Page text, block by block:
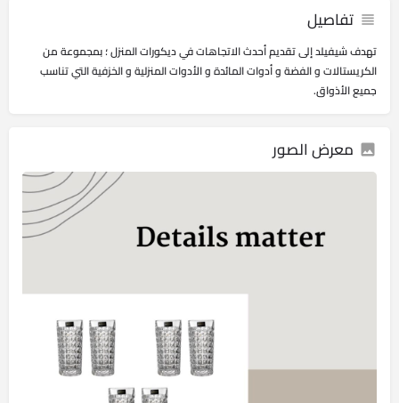
تفاصيل
تهدف شيفيلد إلى تقديم أحدث الاتجاهات في ديكورات المنزل ؛ بمجموعة من
الكريستالات و الفضة و أدوات المائدة و الأدوات المنزلية و الخزفية التي تناسب
جميع الأذواق.
معرض الصور